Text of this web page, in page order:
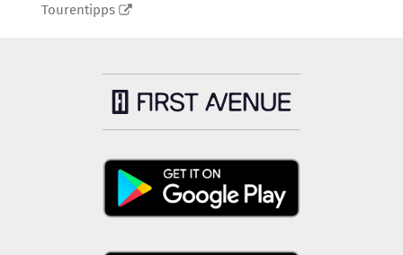
Tourentipps